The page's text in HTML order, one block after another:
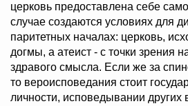
церковь предоставлена себе
случае создаются условиях для
паритетных началах: церковь,
догмы, а атеист - с точки зрения
здравого смысла. Если же за
то вероисповедания стоит
личности, исповедывании других